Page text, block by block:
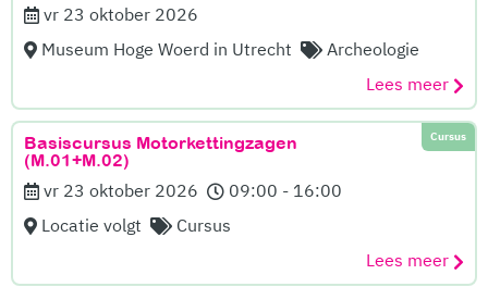
vr 23 oktober 2026
Museum Hoge Woerd in Utrecht
Archeologie
Lees meer
Basiscursus Motorkettingzagen
(M.01+M.02)
vr 23 oktober 2026
09:00 - 16:00
Locatie volgt
Cursus
Cursus
Lees meer